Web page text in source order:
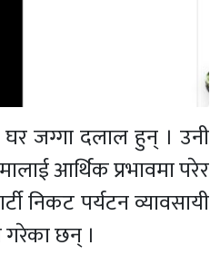
जग्गा दलाल हुन् । उनी
आर्थिक प्रभावमा परेर
निकट पर्यटन व्यावसायी
गरेका छन् ।